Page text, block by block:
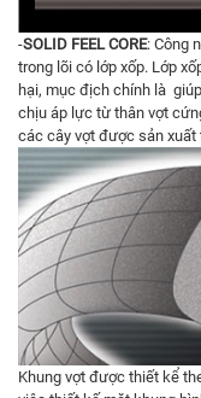
-SOLID FEEL CORE: Công
trong lõi có lớp xốp. Lớp
hại, mục địch chính là
chịu áp lực từ thân vợt
các cây vợt được sản xuất
Khung vợt được thiết kể